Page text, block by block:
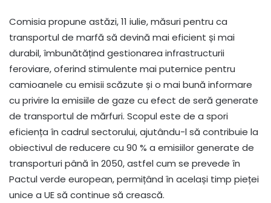
Comisia propune astăzi, 11 iulie, măsuri pentru ca
transportul de marfă să devină mai eficient și mai
durabil, îmbunătățind gestionarea infrastructurii
feroviare, oferind stimulente mai puternice pentru
camioanele cu emisii scăzute și o mai bună informare
cu privire la emisiile de gaze cu efect de seră generate
de transportul de mărfuri. Scopul este de a spori
eficiența în cadrul sectorului, ajutându-l să contribuie la
obiectivul de reducere cu 90 % a emisiilor generate de
transporturi până în 2050, astfel cum se prevede în
Pactul verde european, permițând în același timp pieței
unice a UE să continue să crească.